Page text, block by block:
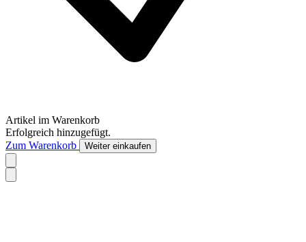
Artikel im Warenkorb
Erfolgreich hinzugefügt.
Zum Warenkorb
Weiter einkaufen